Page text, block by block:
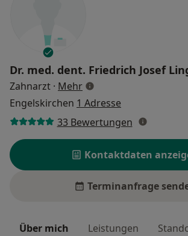
Dr. med. dent. Friedrich Josef
Zahnarzt · Mehrüber Spezialisierungen
Engelskirchen 1 Adresse
33 Bewertungen
Kontaktdaten
Terminanfrage
Über mich Leistungen